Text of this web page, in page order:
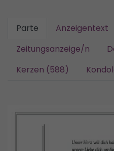
Parte Anzeigentext
Zeitungsanzeige/n
Kerzen (588)